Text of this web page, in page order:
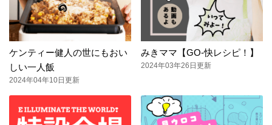
ケンティー健人の世にもおい
しい一人飯
2024年04年10日更新
みきママ【GO-快レシピ！】
2024年03年26日更新